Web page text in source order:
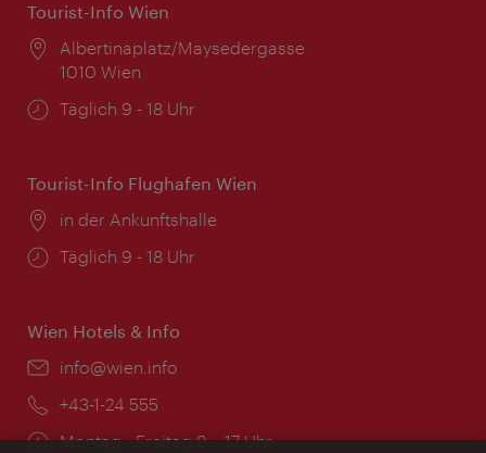
Tourist-Info Wien
Ort:
Albertinaplatz/Maysedergasse
1010 Wien
Öffnungszeiten:
Täglich 9 - 18 Uhr
Tourist-Info Flughafen Wien
Ort:
in der Ankunftshalle
Öffnungszeiten:
Täglich 9 - 18 Uhr
Wien Hotels & Info
Email:
info@wien.info
Telefon:
+43-1-24 555
Öffnungszeiten:
Montag - Freitag 9 – 17 Uhr